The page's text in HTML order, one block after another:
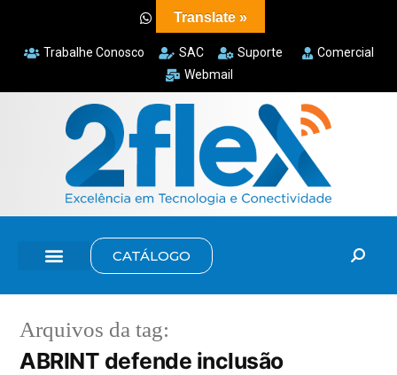
Trabalhe Conosco SAC Suporte
Comercial
Webmail
CATÁLOGO
Arquivos da tag:
ABRINT defende inclusão
Translate »